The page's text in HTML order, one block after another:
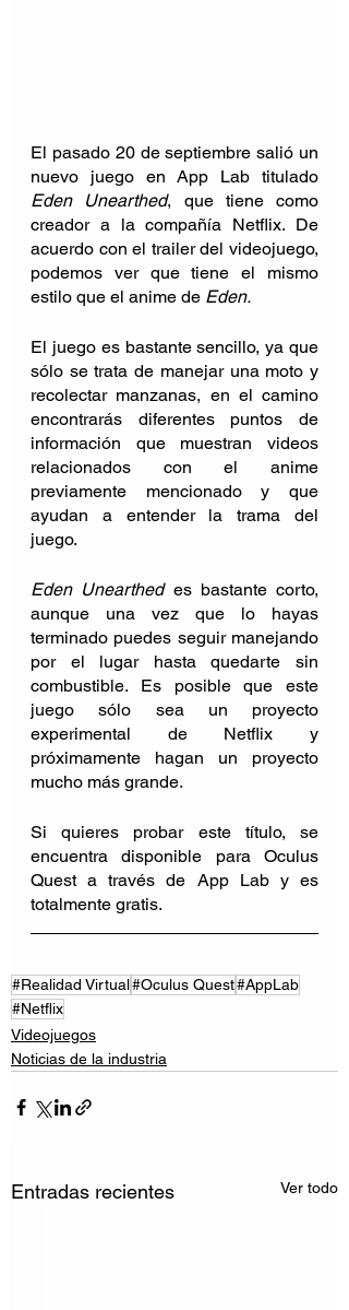
El pasado 20 de septiembre salió un
Eden Unearthed, que tiene como
creador a la compañía Netflix. De
acuerdo con el trailer del videojuego,
podemos ver que tiene el mismo
estilo que el anime de Eden.
El juego es bastante sencillo, ya que
sólo se trata de manejar una moto y
recolectar manzanas, en el camino
encontrarás diferentes puntos de
información que muestran videos
relacionados con el anime
previamente mencionado y que
ayudan a entender la trama del
juego.
Eden Unearthed es bastante corto,
aunque una vez que lo hayas
terminado puedes seguir manejando
por el lugar hasta quedarte sin
combustible. Es posible que este
juego sólo sea un proyecto
experimental de Netflix y
próximamente hagan un proyecto
mucho más grande.
Si quieres probar este título, se
encuentra disponible para Oculus
Quest a través de App Lab y es
totalmente gratis.
#Realidad Virtual#Oculus Quest#AppLab
#Netflix
Videojuegos
Noticias de la industria
Entradas recientes Ver todo